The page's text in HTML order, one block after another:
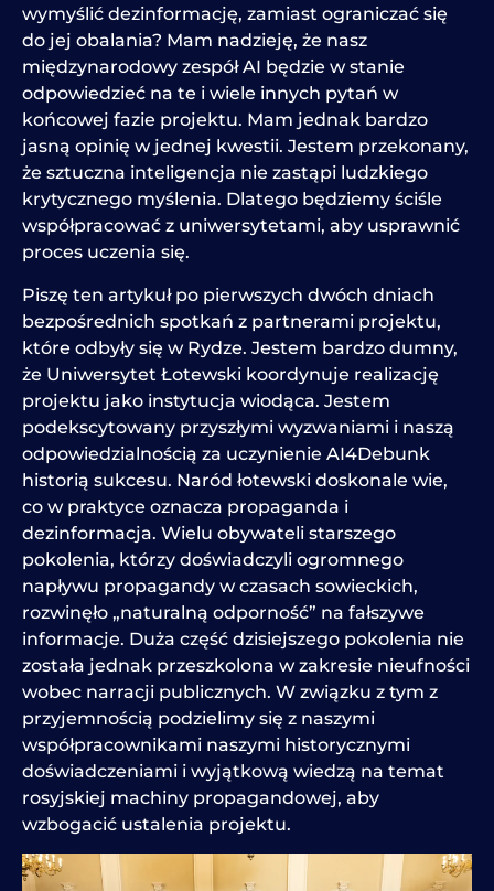
wymyślić dezinformację, zamiast ograniczać się
do jej obalania? Mam nadzieję, że nasz
międzynarodowy zespół AI będzie w stanie
odpowiedzieć na te i wiele innych pytań w
końcowej fazie projektu. Mam jednak bardzo
jasną opinię w jednej kwestii. Jestem przekonany,
że sztuczna inteligencja nie zastąpi ludzkiego
krytycznego myślenia. Dlatego będziemy ściśle
współpracować z uniwersytetami, aby usprawnić
proces uczenia się.
Piszę ten artykuł po pierwszych dwóch dniach
bezpośrednich spotkań z partnerami projektu,
które odbyły się w Rydze. Jestem bardzo dumny,
że Uniwersytet Łotewski koordynuje realizację
projektu jako instytucja wiodąca. Jestem
podekscytowany przyszłymi wyzwaniami i naszą
odpowiedzialnością za uczynienie AI4Debunk
historią sukcesu. Naród łotewski doskonale wie,
co w praktyce oznacza propaganda i
dezinformacja. Wielu obywateli starszego
pokolenia, którzy doświadczyli ogromnego
napływu propagandy w czasach sowieckich,
rozwinęło „naturalną odporność” na fałszywe
informacje. Duża część dzisiejszego pokolenia nie
została jednak przeszkolona w zakresie nieufności
wobec narracji publicznych. W związku z tym z
przyjemnością podzielimy się z naszymi
współpracownikami naszymi historycznymi
doświadczeniami i wyjątkową wiedzą na temat
rosyjskiej machiny propagandowej, aby
wzbogacić ustalenia projektu.